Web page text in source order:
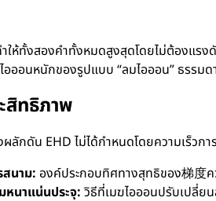
ให้ทั้งสองคำทั้งหมดสูงสุดโดยไม่ต้องแร
อออนหนักของรูปแบบ “ลมไอออน” ธรรม
สิทธิภาพ
ลักดัน EHD ไม่ได้กำหนดโดยความเร็วกา
สนาม: องค์ประกอบทิศทางสุทธิของ梯度
หนาแน่นประจุ:วิธีที่เมฆไอออนปรับเปลี่ย